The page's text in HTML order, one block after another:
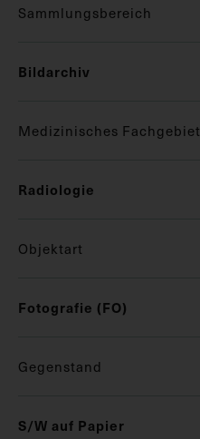
Sammlungsbereich
Bildarchiv
Medizinisches Fachgebiet
Radiologie
Objektart
Fotografie (FO)
Gegenstand
S/W auf Papier